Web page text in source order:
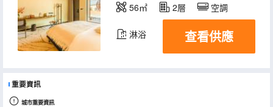
56㎡ 2層 空調
淋浴 查看供應
重要資訊
城市重要資訊